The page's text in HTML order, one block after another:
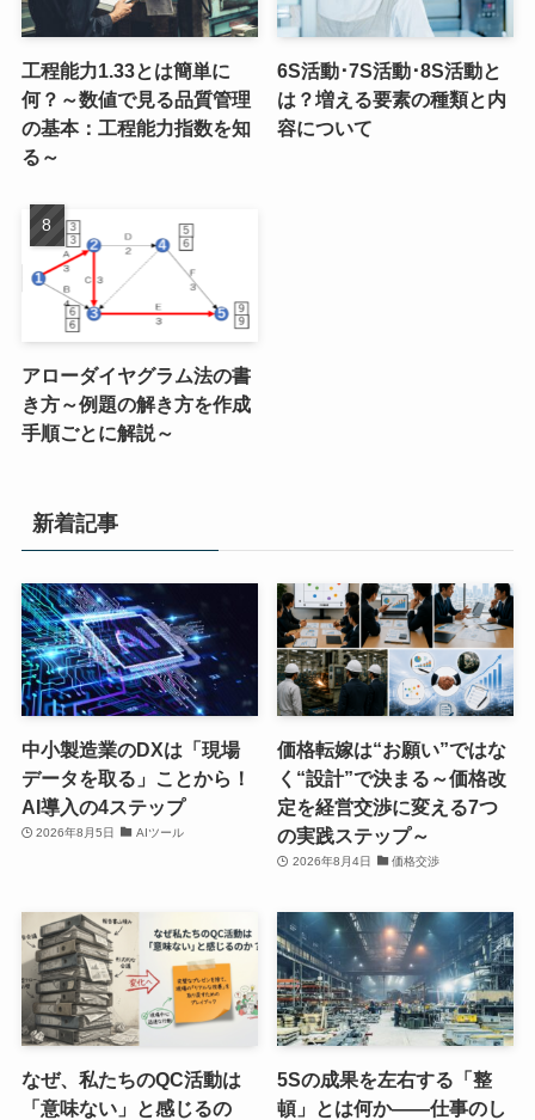
工程能力1.33とは簡単に
何？～数値で見る品質管理
の基本：工程能力指数を知
る～
6S活動･7S活動･8S活動と
は？増える要素の種類と内
容について
アローダイヤグラム法の書
き方～例題の解き方を作成
手順ごとに解説～
新着記事
中小製造業のDXは「現場
データを取る」ことから！
AI導入の4ステップ
2026年8月5日 AIツール
価格転嫁は“お願い”ではな
く“設計”で決まる～価格改
定を経営交渉に変える7つ
の実践ステップ～
2026年8月4日 価格交渉
なぜ、私たちのQC活動は
「意味ない」と感じるの
5Sの成果を左右する「整
頓」とは何か――仕事のし